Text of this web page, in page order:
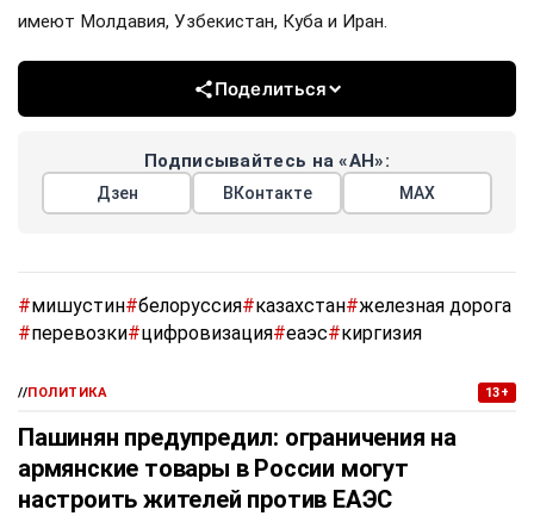
имеют Молдавия, Узбекистан, Куба и Иран.
Поделиться
Подписывайтесь на «АН»:
Дзен ВКонтакте МАХ
#мишустин#белоруссия#казахстан#железная дорога
#перевозки#цифровизация#еаэс#киргизия
//ПОЛИТИКА 13+
Пашинян предупредил: ограничения на
армянские товары в России могут
настроить жителей против ЕАЭС